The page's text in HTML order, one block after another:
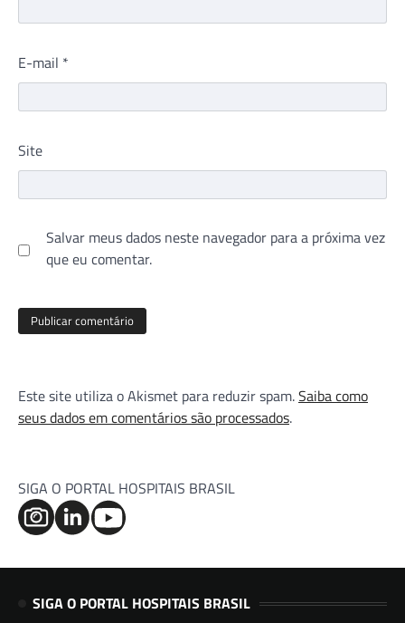
E-mail *
Site
Salvar meus dados neste navegador para a próxima vez
que eu comentar.
Este site utiliza o Akismet para reduzir spam.Saiba como
seus dados em comentários são processados.
SIGA O PORTAL HOSPITAIS BRASIL
SIGA O PORTAL HOSPITAIS BRASIL